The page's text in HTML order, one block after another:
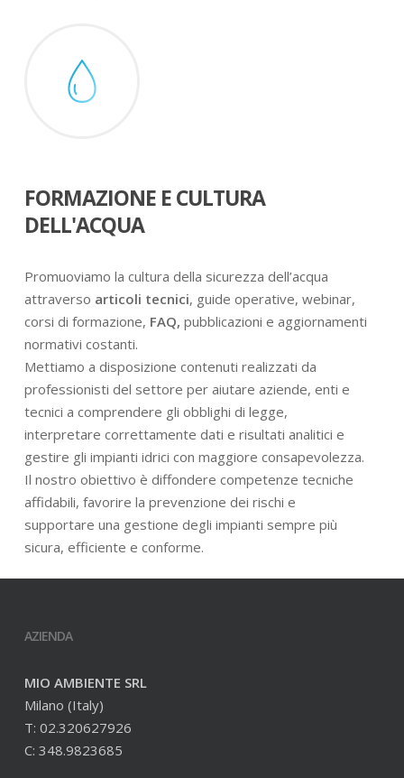
FORMAZIONE E CULTURA
DELL'ACQUA
Promuoviamo la cultura della sicurezza dell’acqua
attraverso articoli tecnici, guide operative, webinar,
corsi di formazione, FAQ, pubblicazioni e aggiornamenti
normativi costanti.
Mettiamo a disposizione contenuti realizzati da
professionisti del settore per aiutare aziende, enti e
tecnici a comprendere gli obblighi di legge,
interpretare correttamente dati e risultati analitici e
gestire gli impianti idrici con maggiore consapevolezza.
Il nostro obiettivo è diffondere competenze tecniche
affidabili, favorire la prevenzione dei rischi e
supportare una gestione degli impianti sempre più
sicura, efficiente e conforme.
AZIENDA
MIO AMBIENTE SRL
Milano (Italy)
T: 02.320627926
C: 348.9823685